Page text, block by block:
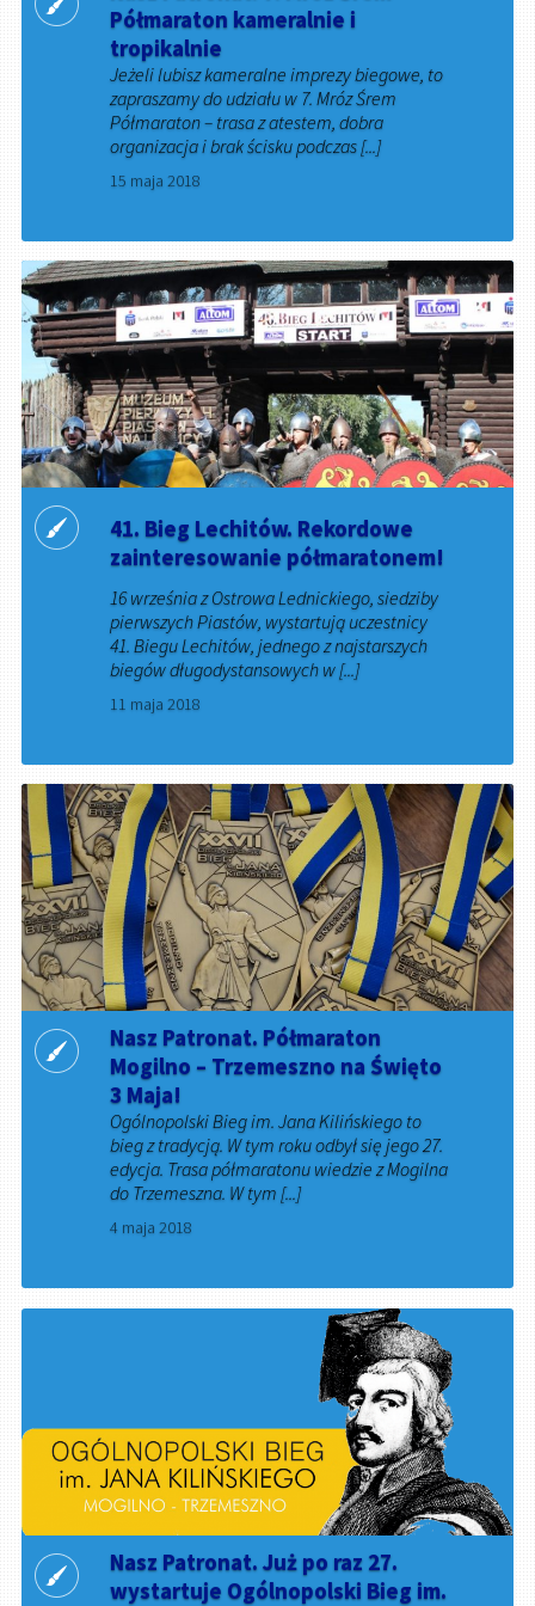
Półmaraton kameralnie i
tropikalnie
Jeżeli lubisz kameralne imprezy biegowe, to
zapraszamy do udziału w 7. Mróz Śrem
Półmaraton – trasa z atestem, dobra
organizacja i brak ścisku podczas [...]
15 maja 2018
41. Bieg Lechitów. Rekordowe
zainteresowanie półmaratonem!
16 września z Ostrowa Lednickiego, siedziby
pierwszych Piastów, wystartują uczestnicy
41. Biegu Lechitów, jednego z najstarszych
biegów długodystansowych w [...]
11 maja 2018
Nasz Patronat. Półmaraton
Mogilno – Trzemeszno na Święto
3 Maja!
Ogólnopolski Bieg im. Jana Kilińskiego to
bieg z tradycją. W tym roku odbył się jego 27.
edycja. Trasa półmaratonu wiedzie z Mogilna
do Trzemeszna. W tym [...]
4 maja 2018
Nasz Patronat. Już po raz 27.
wystartuje Ogólnopolski Bieg im.